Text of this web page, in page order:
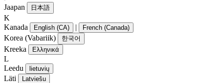
Jaapan
日本語
K
Kanada
English (CA) | French (Canada)
Korea (Vabariik) 한국어
Kreeka Ελληνικά
L
Leedu
lietuvių
Läti Latviešu